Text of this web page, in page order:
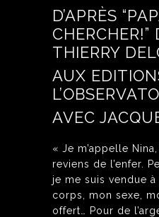
D’APRÈS
THIERRY
AUX
AVEC
« Je m’appelle
reviens de l’enfer.
je me suis vendue
corps, mon sexe,
offert… Pour de